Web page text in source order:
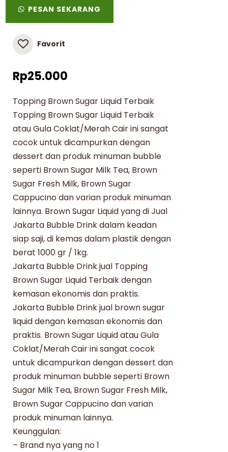
PESAN SEKARANG
Favorit
Rp25.000
Topping Brown Sugar Liquid Terbaik
Topping Brown Sugar Liquid Terbaik
atau Gula Coklat/Merah Cair ini sangat
cocok untuk dicampurkan dengan
dessert dan produk minuman bubble
seperti Brown Sugar Milk Tea, Brown
Sugar Fresh Milk, Brown Sugar
Cappucino dan varian produk minuman
lainnya. Brown Sugar Liquid yang di Jual
Jakarta Bubble Drink dalam keadan
siap saji, di kemas dalam plastik dengan
berat 1000 gr / 1kg.
Jakarta Bubble Drink jual Topping
Brown Sugar Liquid Terbaik dengan
kemasan ekonomis dan praktis.
Jakarta Bubble Drink jual brown sugar
liquid dengan kemasan ekonomis dan
praktis. Brown Sugar Liquid atau Gula
Coklat/Merah Cair ini sangat cocok
untuk dicampurkan dengan dessert dan
produk minuman bubble seperti Brown
Sugar Milk Tea, Brown Sugar Fresh Milk,
Brown Sugar Cappucino dan varian
produk minuman lainnya.
Keunggulan:
– Brand nya yang no 1